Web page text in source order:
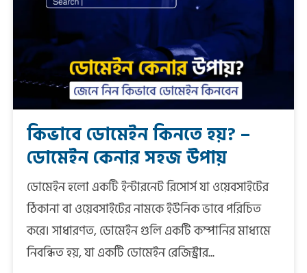
কিভাবে ডোমেইন কিনতে হয়? –
ডোমেইন কেনার সহজ উপায়
ডোমেইন হলো একটি ইন্টারনেট রিসোর্স যা ওয়েবসাইটের
ঠিকানা বা ওয়েবসাইটের নামকে ইউনিক ভাবে পরিচিত
করে। সাধারণত, ডোমেইন গুলি একটি কম্পানির মাধ্যমে
নিবন্ধিত হয়, যা একটি ডোমেইন রেজিস্ট্রার...